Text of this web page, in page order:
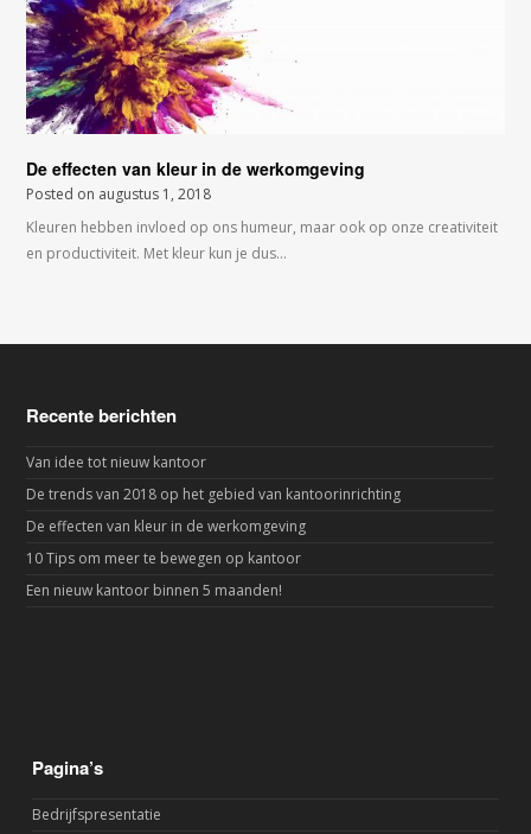
De effecten van kleur in de werkomgeving
Posted on augustus 1, 2018
Kleuren hebben invloed op ons humeur, maar ook op onze creativiteit
en productiviteit. Met kleur kun je dus…
Recente berichten
Van idee tot nieuw kantoor
De trends van 2018 op het gebied van kantoorinrichting
De effecten van kleur in de werkomgeving
10 Tips om meer te bewegen op kantoor
Een nieuw kantoor binnen 5 maanden!
Pagina’s
Bedrijfspresentatie